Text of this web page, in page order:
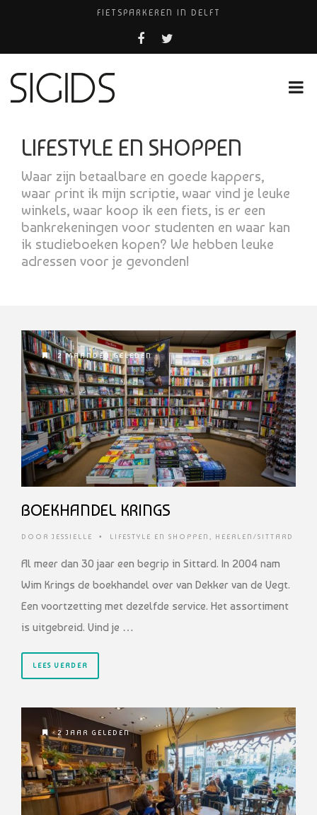
FIETSPARKEREN IN DELFT
PIZZERIA POMPEÏ ￼
COCKTAILS ON THE SPOT!
LIFESTYLE EN SHOPPEN
Waar zijn betaalbare en goede kappers,
waar print ik mijn scriptie, waar vind je leuke
winkels, waar koop ik een fiets, is er een
bankrekeningen voor studenten en waar kan
ik studieboeken kopen? We hebben leuke
adressen voor je gevonden!
2 MAANDEN GELEDEN
BOEKHANDEL KRINGS
DOOR JESSIELLE • LIFESTYLE EN SHOPPEN , HEERLEN/SITTARD
Al meer dan 30 jaar een begrip in Sittard. In 2004 nam
Wim Krings de boekhandel over van Dekker van de Vegt.
Een voortzetting met dezelfde service. Het assortiment
is uitgebreid. Vind je …
LEES VERDER
2 JAAR GELEDEN